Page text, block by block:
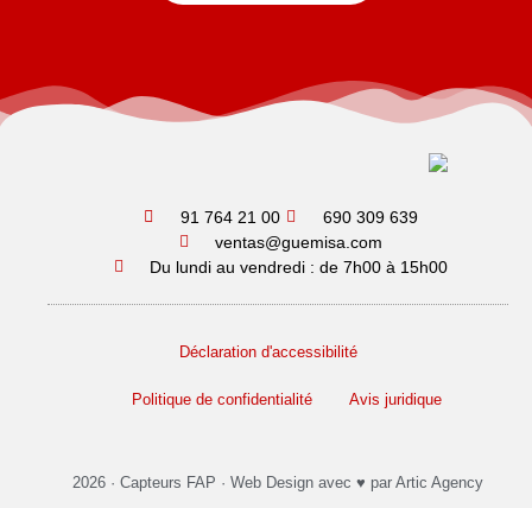
91 764 21 00
690 309 639
ventas@guemisa.com
Du lundi au vendredi : de 7h00 à 15h00
Déclaration d'accessibilité
Politique de confidentialité Avis juridique
2026 · Capteurs FAP · Web Design avec ♥️ par Artic Agency